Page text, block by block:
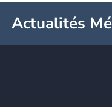
Actualités